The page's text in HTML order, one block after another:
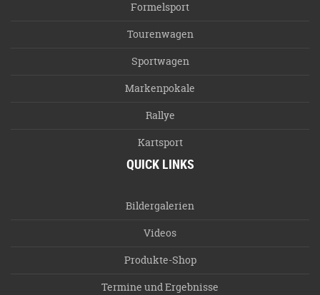
Formelsport
Tourenwagen
Sportwagen
Markenpokale
Rallye
Kartsport
QUICK LINKS
Bildergalerien
Videos
Produkte-Shop
Termine und Ergebnisse